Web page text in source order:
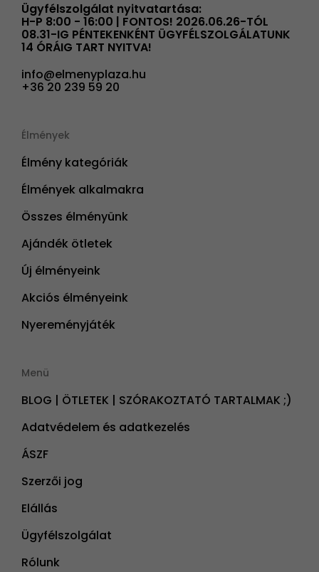
Ügyfélszolgálat nyitvatartása:
H-P 8:00 - 16:00 | FONTOS! 2026.06.26-TÓL
08.31-IG PÉNTEKENKÉNT ÜGYFÉLSZOLGÁLATUNK
14 ÓRÁIG TART NYITVA!
info@elmenyplaza.hu
+36 20 239 59 20
Élmények
Élmény kategóriák
Élmények alkalmakra
Összes élményünk
Ajándék ötletek
Új élményeink
Akciós élményeink
Nyereményjáték
Menü
BLOG | ÖTLETEK | SZÓRAKOZTATÓ TARTALMAK ;)
Adatvédelem és adatkezelés
ÁSZF
Szerzői jog
Elállás
Ügyfélszolgálat
Rólunk